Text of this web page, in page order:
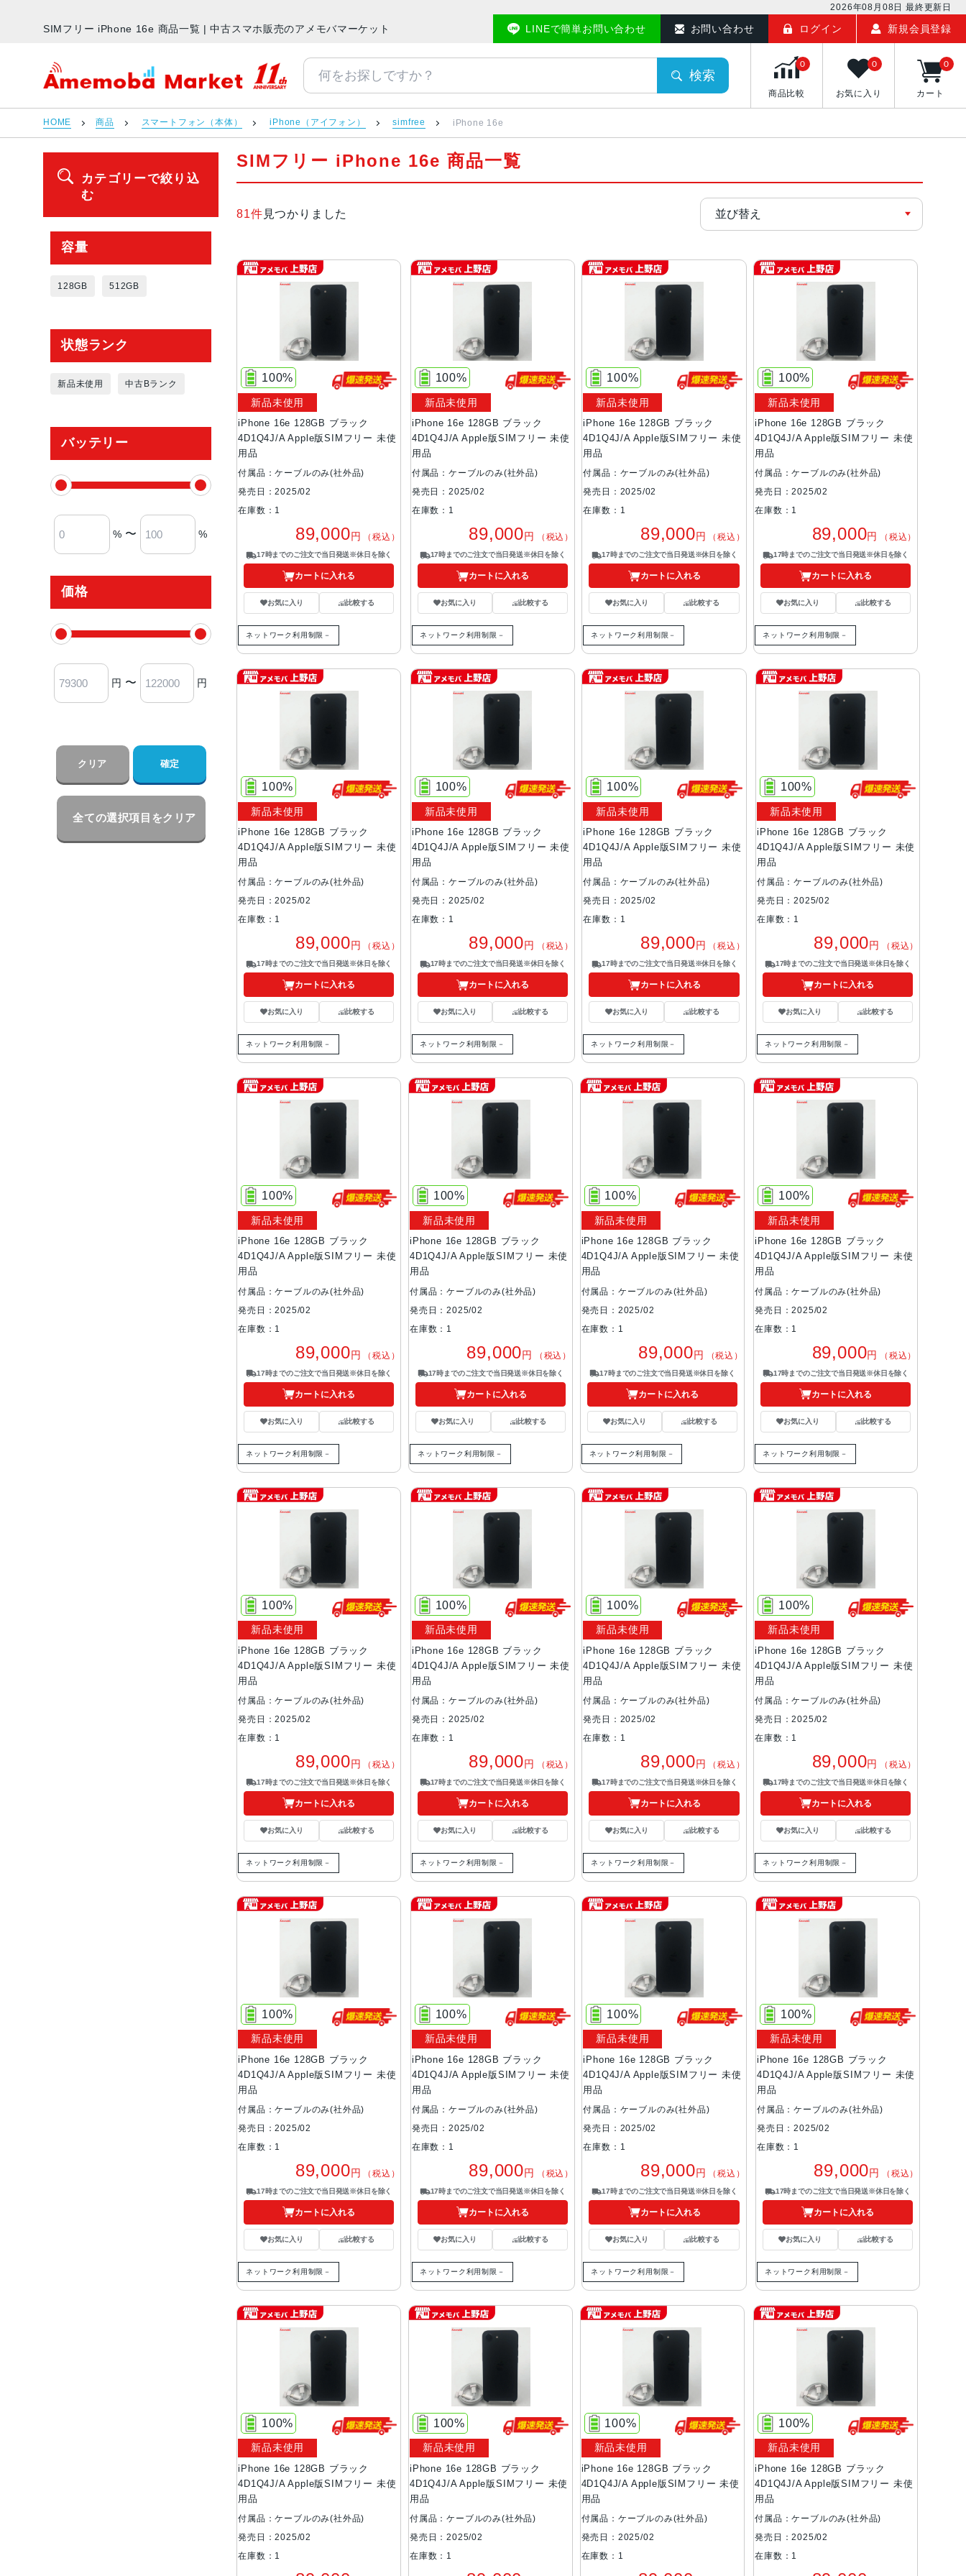
2026年08月08日 最終更新日
SIMフリー iPhone 16e 商品一覧 | 中古スマホ販売のアメモバマーケット LINEで簡単お問い合わせ お問い合わせ ログイン 新規会員登録
アメモバマーケット
検索
商品比較
0
お気に入り
0
カート
0
HOME 商品 スマートフォン（本体） iPhone（アイフォン） simfree iPhone 16e
カテゴリーで絞り込
む
容量
128GB 512GB
状態ランク
新品未使用 中古Bランク
バッテリー
% 〜 %
価格
円 〜 円
クリア 確定
全ての選択項目をクリア
SIMフリー iPhone 16e 商品一覧
81件 見つかりました
iPhone 16e 128GB ブラック
4D1Q4J/A Apple版SIMフリー 未使
用品
100%
新品未使用
付属品：ケーブルのみ(社外品)
発売日：2025/02
在庫数：1
89,000円 （税込）
17時までのご注文で当日発送※休日を除く
カートに入れる
お気に入り 比較する
ネットワーク利用制限－
iPhone 16e 128GB ブラック
4D1Q4J/A Apple版SIMフリー 未使
用品
100%
新品未使用
付属品：ケーブルのみ(社外品)
発売日：2025/02
在庫数：1
89,000円 （税込）
17時までのご注文で当日発送※休日を除く
カートに入れる
お気に入り 比較する
ネットワーク利用制限－
iPhone 16e 128GB ブラック
4D1Q4J/A Apple版SIMフリー 未使
用品
100%
新品未使用
付属品：ケーブルのみ(社外品)
発売日：2025/02
在庫数：1
89,000円 （税込）
17時までのご注文で当日発送※休日を除く
カートに入れる
お気に入り 比較する
ネットワーク利用制限－
iPhone 16e 128GB ブラック
4D1Q4J/A Apple版SIMフリー 未使
用品
100%
新品未使用
付属品：ケーブルのみ(社外品)
発売日：2025/02
在庫数：1
89,000円 （税込）
17時までのご注文で当日発送※休日を除く
カートに入れる
お気に入り 比較する
ネットワーク利用制限－
iPhone 16e 128GB ブラック
4D1Q4J/A Apple版SIMフリー 未使
用品
100%
新品未使用
付属品：ケーブルのみ(社外品)
発売日：2025/02
在庫数：1
89,000円 （税込）
17時までのご注文で当日発送※休日を除く
カートに入れる
お気に入り 比較する
ネットワーク利用制限－
iPhone 16e 128GB ブラック
4D1Q4J/A Apple版SIMフリー 未使
用品
100%
新品未使用
付属品：ケーブルのみ(社外品)
発売日：2025/02
在庫数：1
89,000円 （税込）
17時までのご注文で当日発送※休日を除く
カートに入れる
お気に入り 比較する
ネットワーク利用制限－
iPhone 16e 128GB ブラック
4D1Q4J/A Apple版SIMフリー 未使
用品
100%
新品未使用
付属品：ケーブルのみ(社外品)
発売日：2025/02
在庫数：1
89,000円 （税込）
17時までのご注文で当日発送※休日を除く
カートに入れる
お気に入り 比較する
ネットワーク利用制限－
iPhone 16e 128GB ブラック
4D1Q4J/A Apple版SIMフリー 未使
用品
100%
新品未使用
付属品：ケーブルのみ(社外品)
発売日：2025/02
在庫数：1
89,000円 （税込）
17時までのご注文で当日発送※休日を除く
カートに入れる
お気に入り 比較する
ネットワーク利用制限－
iPhone 16e 128GB ブラック
4D1Q4J/A Apple版SIMフリー 未使
用品
100%
新品未使用
付属品：ケーブルのみ(社外品)
発売日：2025/02
在庫数：1
89,000円 （税込）
17時までのご注文で当日発送※休日を除く
カートに入れる
お気に入り 比較する
ネットワーク利用制限－
iPhone 16e 128GB ブラック
4D1Q4J/A Apple版SIMフリー 未使
用品
100%
新品未使用
付属品：ケーブルのみ(社外品)
発売日：2025/02
在庫数：1
89,000円 （税込）
17時までのご注文で当日発送※休日を除く
カートに入れる
お気に入り 比較する
ネットワーク利用制限－
iPhone 16e 128GB ブラック
4D1Q4J/A Apple版SIMフリー 未使
用品
100%
新品未使用
付属品：ケーブルのみ(社外品)
発売日：2025/02
在庫数：1
89,000円 （税込）
17時までのご注文で当日発送※休日を除く
カートに入れる
お気に入り 比較する
ネットワーク利用制限－
iPhone 16e 128GB ブラック
4D1Q4J/A Apple版SIMフリー 未使
用品
100%
新品未使用
付属品：ケーブルのみ(社外品)
発売日：2025/02
在庫数：1
89,000円 （税込）
17時までのご注文で当日発送※休日を除く
カートに入れる
お気に入り 比較する
ネットワーク利用制限－
iPhone 16e 128GB ブラック
4D1Q4J/A Apple版SIMフリー 未使
用品
100%
新品未使用
付属品：ケーブルのみ(社外品)
発売日：2025/02
在庫数：1
89,000円 （税込）
17時までのご注文で当日発送※休日を除く
カートに入れる
お気に入り 比較する
ネットワーク利用制限－
iPhone 16e 128GB ブラック
4D1Q4J/A Apple版SIMフリー 未使
用品
100%
新品未使用
付属品：ケーブルのみ(社外品)
発売日：2025/02
在庫数：1
89,000円 （税込）
17時までのご注文で当日発送※休日を除く
カートに入れる
お気に入り 比較する
ネットワーク利用制限－
iPhone 16e 128GB ブラック
4D1Q4J/A Apple版SIMフリー 未使
用品
100%
新品未使用
付属品：ケーブルのみ(社外品)
発売日：2025/02
在庫数：1
89,000円 （税込）
17時までのご注文で当日発送※休日を除く
カートに入れる
お気に入り 比較する
ネットワーク利用制限－
iPhone 16e 128GB ブラック
4D1Q4J/A Apple版SIMフリー 未使
用品
100%
新品未使用
付属品：ケーブルのみ(社外品)
発売日：2025/02
在庫数：1
89,000円 （税込）
17時までのご注文で当日発送※休日を除く
カートに入れる
お気に入り 比較する
ネットワーク利用制限－
iPhone 16e 128GB ブラック
4D1Q4J/A Apple版SIMフリー 未使
用品
100%
新品未使用
付属品：ケーブルのみ(社外品)
発売日：2025/02
在庫数：1
89,000円 （税込）
17時までのご注文で当日発送※休日を除く
カートに入れる
お気に入り 比較する
ネットワーク利用制限－
iPhone 16e 128GB ブラック
4D1Q4J/A Apple版SIMフリー 未使
用品
100%
新品未使用
付属品：ケーブルのみ(社外品)
発売日：2025/02
在庫数：1
89,000円 （税込）
17時までのご注文で当日発送※休日を除く
カートに入れる
お気に入り 比較する
ネットワーク利用制限－
iPhone 16e 128GB ブラック
4D1Q4J/A Apple版SIMフリー 未使
用品
100%
新品未使用
付属品：ケーブルのみ(社外品)
発売日：2025/02
在庫数：1
89,000円 （税込）
17時までのご注文で当日発送※休日を除く
カートに入れる
お気に入り 比較する
ネットワーク利用制限－
iPhone 16e 128GB ブラック
4D1Q4J/A Apple版SIMフリー 未使
用品
100%
新品未使用
付属品：ケーブルのみ(社外品)
発売日：2025/02
在庫数：1
89,000円 （税込）
17時までのご注文で当日発送※休日を除く
カートに入れる
お気に入り 比較する
ネットワーク利用制限－
iPhone 16e 128GB ブラック
4D1Q4J/A Apple版SIMフリー 未使
用品
100%
新品未使用
付属品：ケーブルのみ(社外品)
発売日：2025/02
在庫数：1
iPhone 16e 128GB ブラック
4D1Q4J/A Apple版SIMフリー 未使
用品
100%
新品未使用
付属品：ケーブルのみ(社外品)
発売日：2025/02
在庫数：1
iPhone 16e 128GB ブラック
4D1Q4J/A Apple版SIMフリー 未使
用品
100%
新品未使用
付属品：ケーブルのみ(社外品)
発売日：2025/02
在庫数：1
iPhone 16e 128GB ブラック
4D1Q4J/A Apple版SIMフリー 未使
用品
100%
新品未使用
付属品：ケーブルのみ(社外品)
発売日：2025/02
在庫数：1